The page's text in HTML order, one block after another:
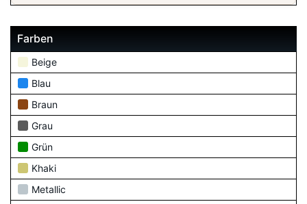
Farben
Beige
Blau
Braun
Grau
Grün
Khaki
Metallic